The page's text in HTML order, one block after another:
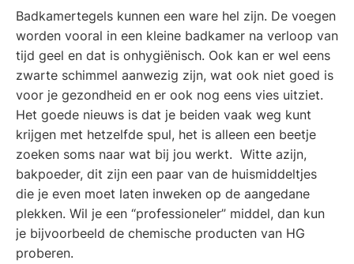
Badkamertegels kunnen een ware hel zijn. De voegen
worden vooral in een kleine badkamer na verloop van
tijd geel en dat is onhygiënisch. Ook kan er wel eens
zwarte schimmel aanwezig zijn, wat ook niet goed is
voor je gezondheid en er ook nog eens vies uitziet.
Het goede nieuws is dat je beiden vaak weg kunt
krijgen met hetzelfde spul, het is alleen een beetje
zoeken soms naar wat bij jou werkt. Witte azijn,
bakpoeder, dit zijn een paar van de huismiddeltjes
die je even moet laten inweken op de aangedane
plekken. Wil je een “professioneler” middel, dan kun
je bijvoorbeeld de chemische producten van HG
proberen.